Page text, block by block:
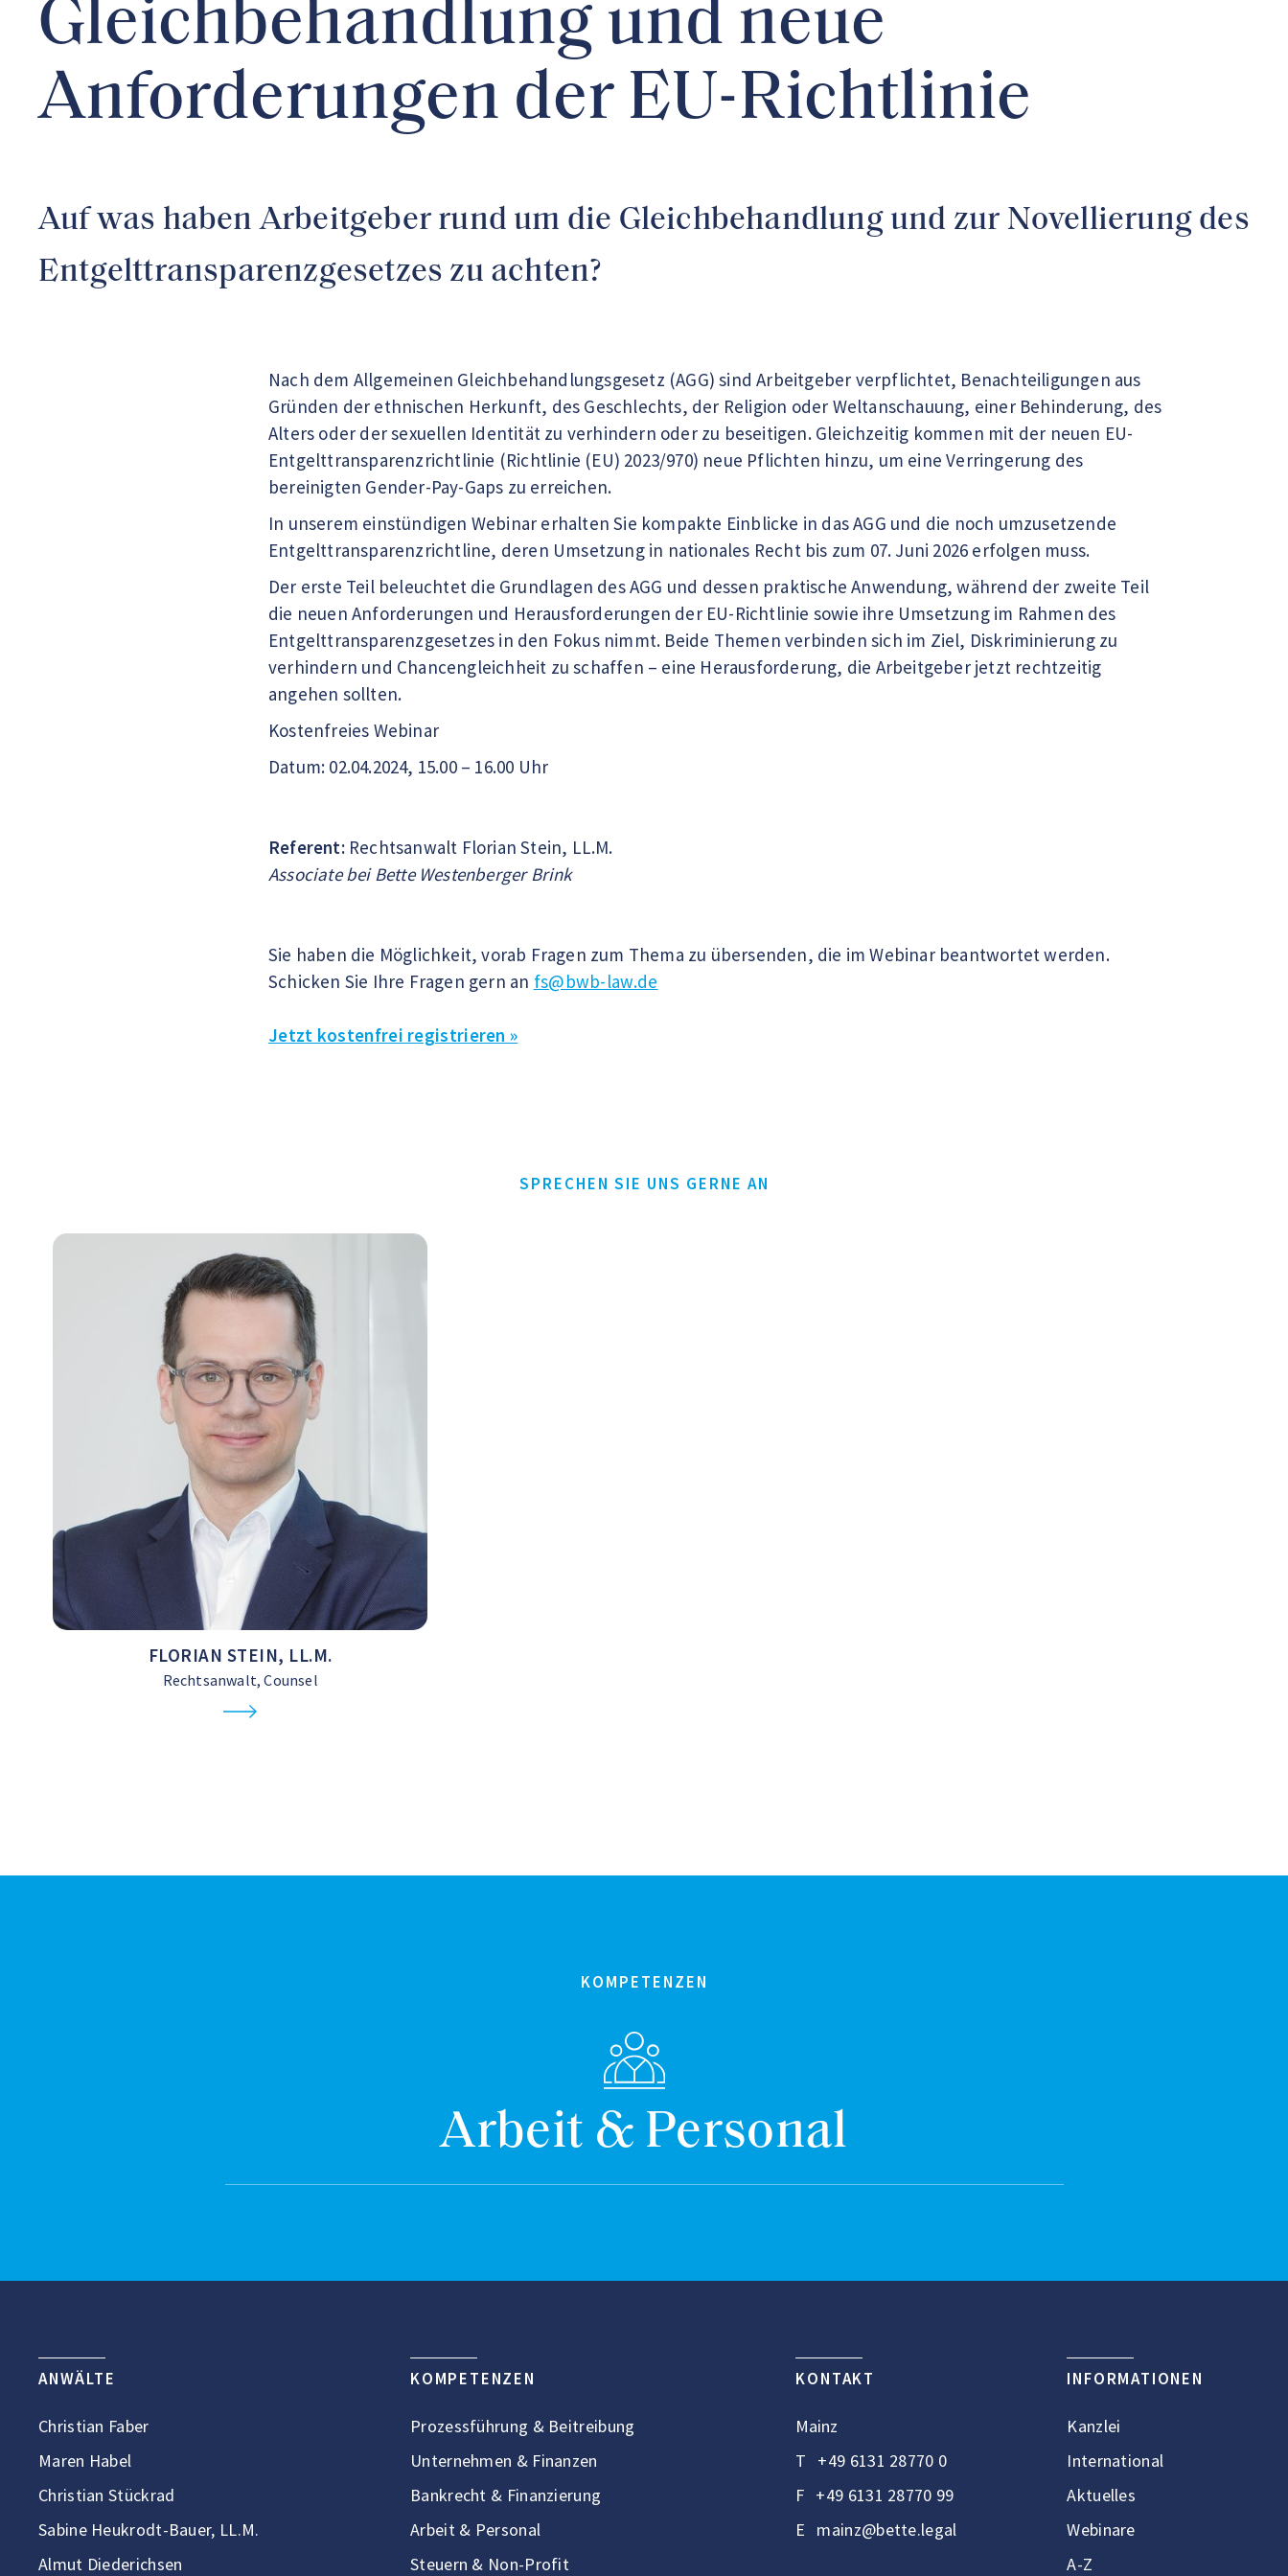
Gleichbehandlung und neue
Anforderungen der EU-Richtlinie
Auf was haben Arbeitgeber rund um die Gleichbehandlung und zur Novellierung des
Entgelttransparenzgesetzes zu achten?
Nach dem Allgemeinen Gleichbehandlungsgesetz (AGG) sind Arbeitgeber verpflichtet, Benachteiligungen aus
Gründen der ethnischen Herkunft, des Geschlechts, der Religion oder Weltanschauung, einer Behinderung, des
Alters oder der sexuellen Identität zu verhindern oder zu beseitigen. Gleichzeitig kommen mit der neuen EU-
Entgelttransparenzrichtlinie (Richtlinie (EU) 2023/970) neue Pflichten hinzu, um eine Verringerung des
bereinigten Gender-Pay-Gaps zu erreichen.
In unserem einstündigen Webinar erhalten Sie kompakte Einblicke in das AGG und die noch umzusetzende
Entgelttransparenzrichtline, deren Umsetzung in nationales Recht bis zum 07. Juni 2026 erfolgen muss.
Der erste Teil beleuchtet die Grundlagen des AGG und dessen praktische Anwendung, während der zweite Teil
die neuen Anforderungen und Herausforderungen der EU-Richtlinie sowie ihre Umsetzung im Rahmen des
Entgelttransparenzgesetzes in den Fokus nimmt. Beide Themen verbinden sich im Ziel, Diskriminierung zu
verhindern und Chancengleichheit zu schaffen – eine Herausforderung, die Arbeitgeber jetzt rechtzeitig
angehen sollten.
Kostenfreies Webinar
Datum: 02.04.2024, 15.00 – 16.00 Uhr
Referent: Rechtsanwalt Florian Stein, LL.M.
Associate bei Bette Westenberger Brink
Sie haben die Möglichkeit, vorab Fragen zum Thema zu übersenden, die im Webinar beantwortet werden.
Schicken Sie Ihre Fragen gern an fs@bwb-law.de
Jetzt kostenfrei registrieren »
SPRECHEN SIE UNS GERNE AN
FLORIAN STEIN, LL.M.
Rechtsanwalt, Counsel
KOMPETENZEN
Arbeit & Personal
ANWÄLTE
Christian Faber
Maren Habel
Christian Stückrad
Sabine Heukrodt-Bauer, LL.M.
Almut Diederichsen
KOMPETENZEN
Prozessführung & Beitreibung
Unternehmen & Finanzen
Bankrecht & Finanzierung
Arbeit & Personal
Steuern & Non-Profit
KONTAKT
Mainz
T +49 6131 28770 0
F +49 6131 28770 99
E mainz@bette.legal
INFORMATIONEN
Kanzlei
International
Aktuelles
Webinare
A-Z